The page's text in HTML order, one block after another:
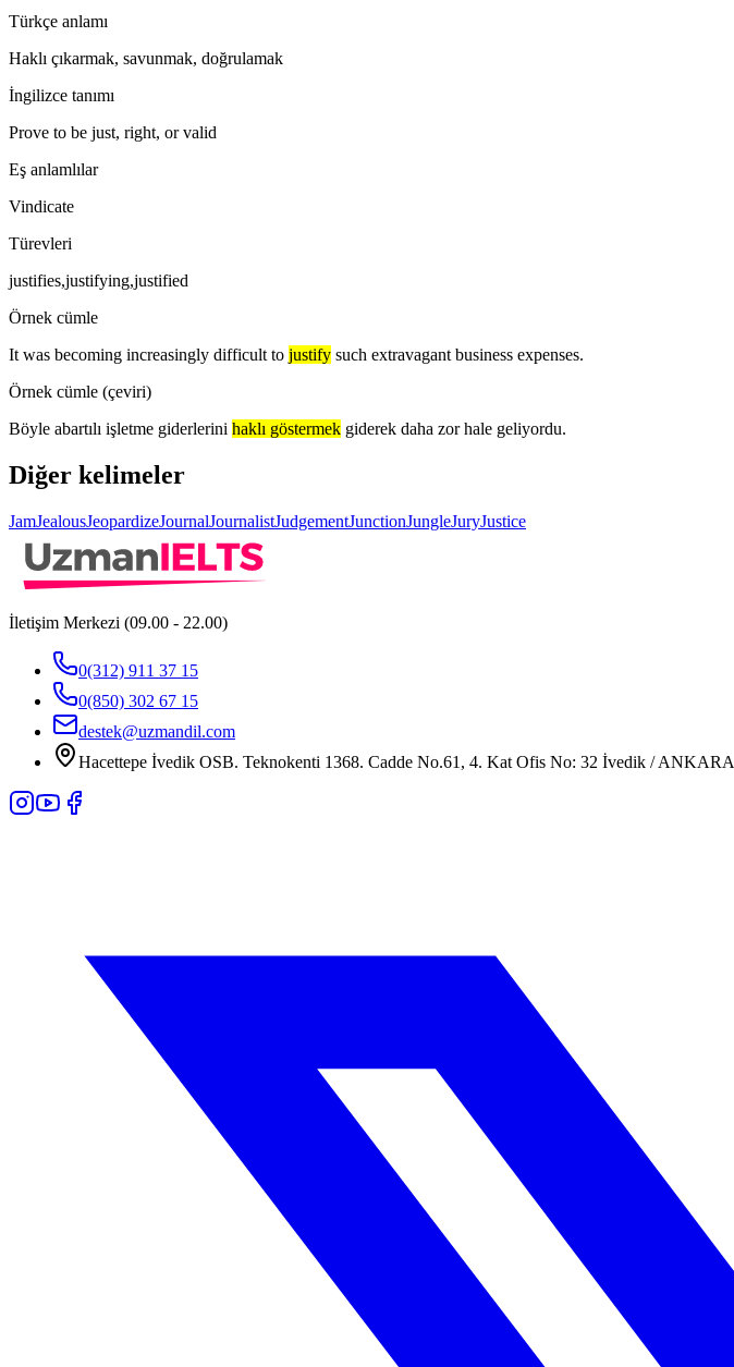
Türkçe anlamı
Haklı çıkarmak, savunmak, doğrulamak
İngilizce tanımı
Prove to be just, right, or valid
Eş anlamlılar
Vindicate
Türevleri
justifies,justifying,justified
Örnek cümle
It was becoming increasingly difficult to justify such extravagant business expenses.
Örnek cümle (çeviri)
Böyle abartılı işletme giderlerini haklı göstermek giderek daha zor hale geliyordu.
Diğer kelimeler
JamJealousJeopardizeJournalJournalistJudgementJunctionJungleJuryJustice
İletişim Merkezi (09.00 - 22.00)
0(312) 911 37 15
0(850) 302 67 15
destek@uzmandil.com
Hacettepe İvedik OSB. Teknokenti 1368. Cadde No.61, 4. Kat Ofis No: 32 İvedik / ANKARA